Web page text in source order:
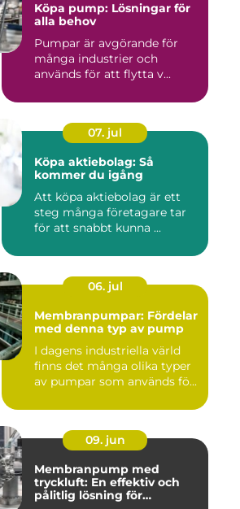
Köpa pump: Lösningar för
alla behov
Pumpar är avgörande för
många industrier och
används för att flytta v...
07. jul
Köpa aktiebolag: Så
kommer du igång
Att köpa aktiebolag är ett
steg många företagare tar
för att snabbt kunna ...
06. jul
Membranpumpar: Fördelar
med denna typ av pump
I dagens industriella värld
finns det många olika typer
av pumpar som används fö...
09. jun
Membranpump med
tryckluft: En effektiv och
pålitlig lösning för